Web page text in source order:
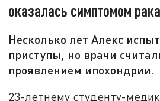
оказалась симптомом
Несколько лет Алекс
приступы, но врачи
проявлением ипохондрии.
23-летнему студенту-